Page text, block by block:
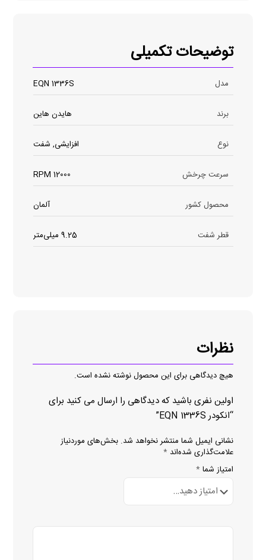
توضیحات تکمیلی
مدل EQN 1336S
برند هایدن هاین
نوع افزایشی, شفت
سرعت چرخش 12000 RPM
محصول کشور آلمان
قطر شفت 9.25 میلی‌متر
نظرات
هیچ دیدگاهی برای این محصول نوشته نشده است.
اولین نفری باشید که دیدگاهی را ارسال می کنید برای
“انکودر EQN 1336S”
نشانی ایمیل شما منتشر نخواهد شد. بخش‌های موردنیاز
علامت‌گذاری شده‌اند *
امتیاز شما *